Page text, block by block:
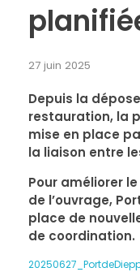
27 juin 2025
Depuis la
restauration, la
mise en place
la liaison entre
Pour améliorer
de l’ouvrage,
place de
de coordination.